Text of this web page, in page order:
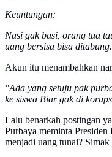
Keuntungan:
Nasi gak basi, orang tua
uang bersisa bisa
Akun itu menambahkan
"Ada yang setuju pak
ke siswa Biar gak di
Lalu benarkah postingan
Purbaya meminta
menjadi uang tunai?